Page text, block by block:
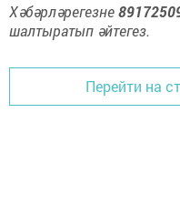
Хәбәрләрегезне
шалтыратып әйтегез.
Перейти на